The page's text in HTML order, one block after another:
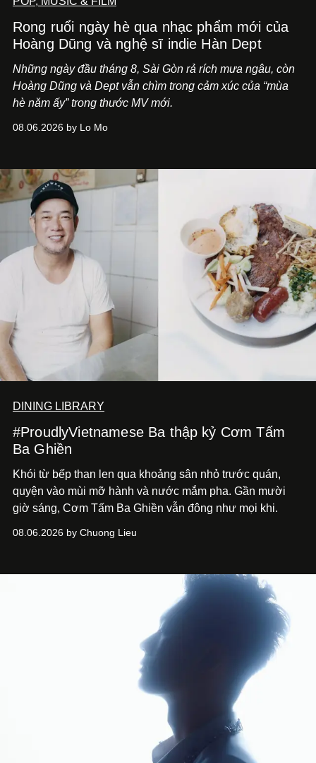
Rong ruổi ngày hè qua nhạc phẩm mới của
Hoàng Dũng và nghệ sĩ indie Hàn Dept
Những ngày đầu tháng 8, Sài Gòn rả rích mưa ngâu, còn
Hoàng Dũng và Dept vẫn chìm trong cảm xúc của “mùa
hè năm ấy” trong thước MV mới.
08.06.2026 by Lo Mo
DINING LIBRARY
#ProudlyVietnamese Ba thập kỷ Cơm Tấm
Ba Ghiền
Khói từ bếp than len qua khoảng sân nhỏ trước quán,
quyện vào mùi mỡ hành và nước mắm pha. Gần mười
giờ sáng, Cơm Tấm Ba Ghiền vẫn đông như mọi khi.
08.06.2026 by Chuong Lieu